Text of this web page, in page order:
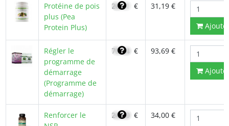
Protéine de pois
plus (Pea
Protein Plus)
26,51 € 31,19 €
Régler le
programme de
démarrage
(Programme de
démarrage)
79,64 € 93,69 €
Renforcer le
24,30 € 34,00 €